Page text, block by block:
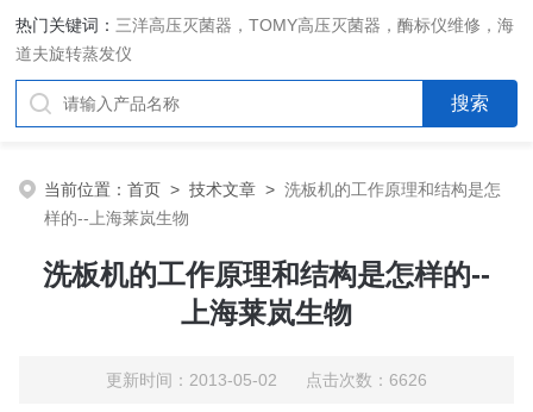
热门关键词： 三洋高压灭菌器，TOMY高压灭菌器，酶标仪维修，海
道夫旋转蒸发仪
当前位置：首页 >技术文章 >洗板机的工作原理和结构是怎
样的--上海莱岚生物
洗板机的工作原理和结构是怎样的--
上海莱岚生物
更新时间：2013-05-02 点击次数：6626